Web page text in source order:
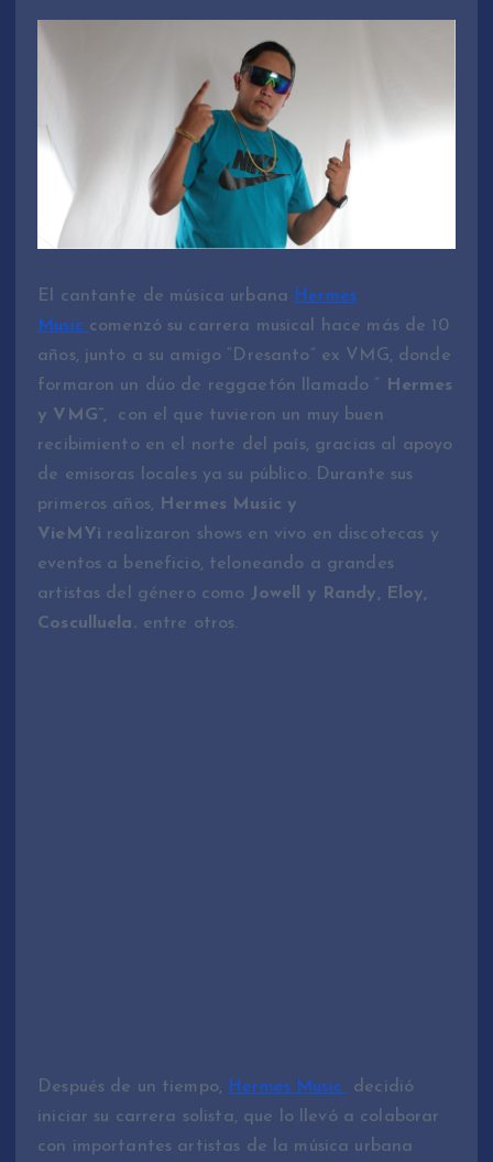
El cantante de música urbana Hermes
Music comenzó su carrera musical hace más de 10
años, junto a su amigo “Dresanto” ex VMG, donde
formaron un dúo de reggaetón llamado ” Hermes
y VMG”, con el que tuvieron un muy buen
recibimiento en el norte del país, gracias al apoyo
de emisoras locales ya su público. Durante sus
primeros años, Hermes Music y
VieMYi realizaron shows en vivo en discotecas y
eventos a beneficio, teloneando a grandes
artistas del género como Jowell y Randy, Eloy,
Cosculluela. entre otros.
Después de un tiempo, Hermes Music
decidió
iniciar su carrera solista, que lo llevó a colaborar
con importantes artistas de la música urbana